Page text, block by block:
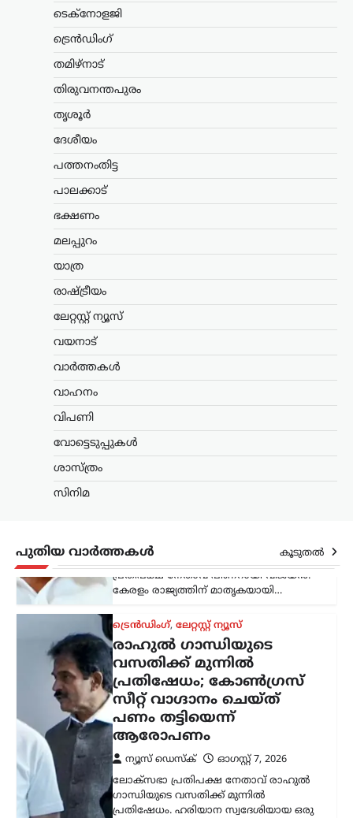
ടെക്നോളജി
ട്രെൻഡിംഗ്
തമിഴ്നാട്
തിരുവനന്തപുരം
തൃശൂർ
ദേശീയം
പത്തനംതിട്ട
പാലക്കാട്
ഭക്ഷണം
മലപ്പുറം
യാത്ര
രാഷ്ട്രീയം
ലേറ്റസ്റ്റ് ന്യൂസ്
വയനാട്
വാർത്തകൾ
വാഹനം
വിപണി
വോട്ടെടുപ്പുകൾ
ശാസ്ത്രം
സിനിമ
പുതിയ വാർത്തകൾ കൂടുതൽ
വിനിയോഗത്തിൽ യാതൊരു ക്രമക്കേടും
വ്യക്തമാക്കി. സംഭാവന തുകയുടെ
ഉപയോഗവുമായി ബന്ധപ്പെട്ട് ഉയർന്ന
കേരളം,തിരുവനന്തപുരം,വാർത്തകൾ
അനീതി; ഉത്തരവ്
പിൻവലിക്കണമെന്ന്
ഗുണഭോക്താക്കളുടെ വീടുകളിലെത്തി
പ്രതിപക്ഷ നേതാവ് പിണറായി വിജയൻ.
കേരളം രാജ്യത്തിന് മാതൃകയായി…
ട്രെൻഡിംഗ്
രാഹുൽ ഗാന്ധിയുടെ
വസതിക്ക് മുന്നിൽ
സീറ്റ് വാഗ്ദാനം ചെയ്ത്
പണം തട്ടിയെന്ന്
പ്രതിഷേധം. ഹരിയാന സ്വദേശിയായ ഒരു
സ്ത്രീയും കുട്ടികളുമാണ്
പ്രതിഷേധവുമായി എത്തിയത്. ഹരിയാന
നിയമസഭാ തെരഞ്ഞെടുപ്പിൽ സീറ്റ്
കേരളം,ലേറ്റസ്റ്റ് ന്യൂസ്
അര്‍ജുന്‍ ആയങ്കിക്കായി
വ്യാപക തിരച്ചില്‍;
വേഗത്തില്‍ പിടികൂടാന്‍
നിര്‍ദേശം നല്‍കി രമേശ്
ചെന്നിത്തല
ന്യൂസ് ഡെസ്ക്
ഓഗസ്റ്റ്‌ 7, 2026
പൊലീസിനെ പരസ്യമായി വെല്ലുവിളിച്ച
അര്‍ജുന്‍ ആയങ്കിയെ എത്രയും വേഗം
പിടികൂടാന്‍ ആഭ്യന്തരമന്ത്രി രമേശ്